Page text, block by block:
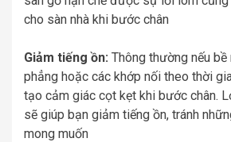
cho sàn nhà khi bước chân
Giảm tiếng ồn: Thông thường nếu
phẳng hoặc các khớp nối theo thời
tạo cảm giác cọt kẹt khi bước chân.
sẽ giúp bạn giảm tiếng ồn, tránh
mong muốn